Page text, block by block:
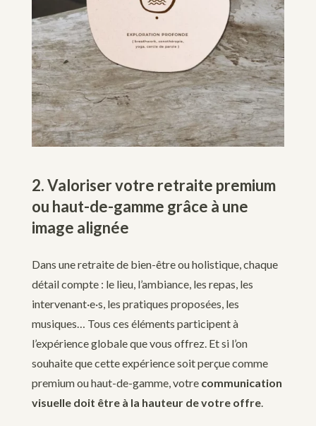
2. Valoriser votre retraite premium
ou haut-de-gamme grâce à une
image alignée
Dans une retraite de bien-être ou holistique, chaque
détail compte : le lieu, l’ambiance, les repas, les
intervenant·e·s, les pratiques proposées, les
musiques… Tous ces éléments participent à
l’expérience globale que vous offrez. Et si l’on
souhaite que cette expérience soit perçue comme
premium ou haut-de-gamme, votre communication
visuelle doit être à la hauteur de votre offre.